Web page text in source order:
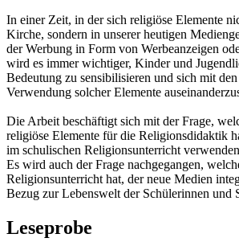
In einer Zeit, in der sich religiöse Elemente
Kirche, sondern in unserer heutigen
der Werbung in Form von Werbeanzeigen
wird es immer wichtiger, Kinder und
Bedeutung zu sensibilisieren und sich mit
Verwendung solcher Elemente
Die Arbeit beschäftigt sich mit der Frage,
religiöse Elemente für die Religionsdidaktik
im schulischen Religionsunterricht
Es wird auch der Frage nachgegangen,
Religionsunterricht hat, der neue Medien
Bezug zur Lebenswelt der Schülerinnen und
Leseprobe